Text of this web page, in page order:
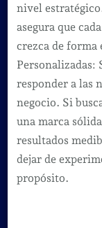
nivel
asegura que
crezca de forma
Personalizadas:
responder a las
negocio. Si
una marca
resultados
dejar de
propósito.